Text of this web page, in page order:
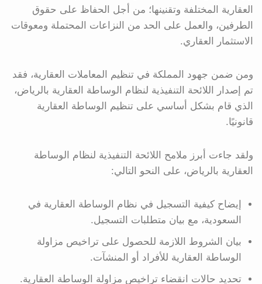
العقارية المختلفة وتقنينها؛ من أجل الحفاظ على حقوق
الطرفين، والعمل على الحد من النزاعات المحتملة ومعوقات
الاستثمار العقاري.
ومن ضمن جهود المملكة في تنظيم المعاملات العقارية، فقد
تم إصدار اللائحة التنفيذية لنظام الوساطة العقارية بالرياض،
الذي قام بشكل أساسي على تنظيم الوساطة العقارية
قانونيًا.
ولقد جاءت أبرز ملامح اللائحة التنفيذية لنظام الوساطة
العقارية بالرياض، على النحو التالي:
إيضاح كيفية التسجيل في نظام الوساطة العقارية في
السعودية، مع بيان متطلبات التسجيل.
بيان الشروط اللازمة للحصول على تراخيص مزاولة
الوساطة العقارية للأفراد أو المنشآت.
تحديد حالات انقضاء تراخيص مزاولة الوساطة العقارية.